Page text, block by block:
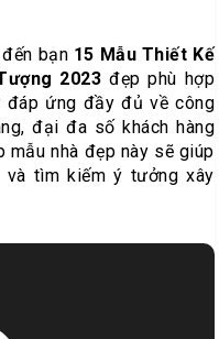
bạn 15 Mẫu Thiết Kế
2023 đẹp phù hợp
đáp ứng đầy đủ về công
đại đa số khách hàng
mẫu nhà đẹp này sẽ giúp
tìm kiếm ý tưởng xây